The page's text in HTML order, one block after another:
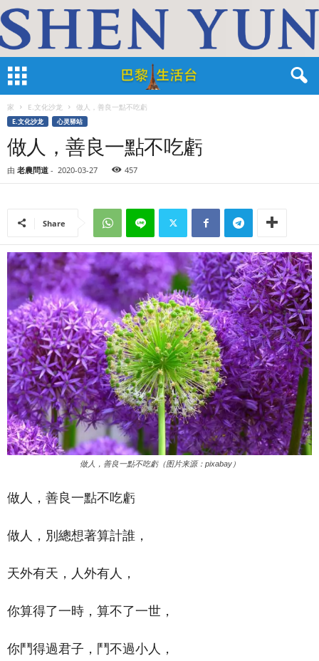
家 E.文化沙龙 做人，善良一點不吃虧
E.文化沙龙 心灵驿站
做人，善良一點不吃虧
由 老農問道 - 2020-03-27 457
Share
做人，善良一點不吃虧（图片来源：pixabay）
做人，善良一點不吃虧
做人，別總想著算計誰，
天外有天，人外有人，
你算得了一時，算不了一世，
你鬥得過君子，鬥不過小人，